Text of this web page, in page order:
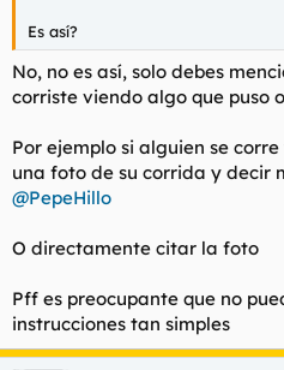
Es así?
No, no es así, solo debes
corriste viendo algo que puso
Por ejemplo si alguien se
una foto de su corrida y decir
@PepeHillo
O directamente citar la foto
Pff es preocupante que no
instrucciones tan simples